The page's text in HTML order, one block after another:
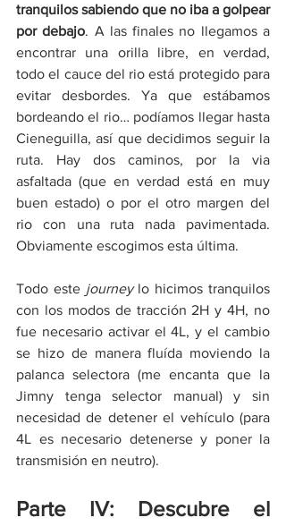
tranquilos sabiendo que no iba a golpear
por debajo. A las finales no llegamos a
encontrar una orilla libre, en verdad,
todo el cauce del rio está protegido para
evitar desbordes. Ya que estábamos
bordeando el rio… podíamos llegar hasta
Cieneguilla, así que decidimos seguir la
ruta. Hay dos caminos, por la via
asfaltada (que en verdad está en muy
buen estado) o por el otro margen del
rio con una ruta nada pavimentada.
Obviamente escogimos esta última.
Todo este journey lo hicimos tranquilos
con los modos de tracción 2H y 4H, no
fue necesario activar el 4L, y el cambio
se hizo de manera fluída moviendo la
palanca selectora (me encanta que la
Jimny tenga selector manual) y sin
necesidad de detener el vehículo (para
4L es necesario detenerse y poner la
transmisión en neutro).
Parte IV: Descubre el